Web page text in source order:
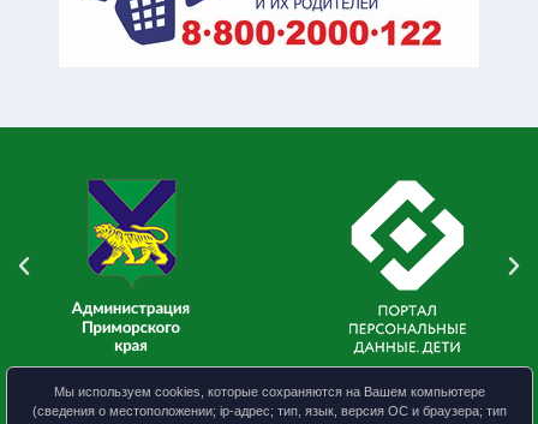
Мы используем cookies, которые сохраняются на Вашем компьютере
(сведения о местоположении; ip-адрес; тип, язык, версия ОС и браузера; тип